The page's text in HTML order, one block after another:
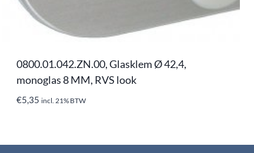
0800.01.042.ZN.00, Glasklem Ø 42,4,
monoglas 8 MM, RVS look
€5,35 incl. 21% BTW